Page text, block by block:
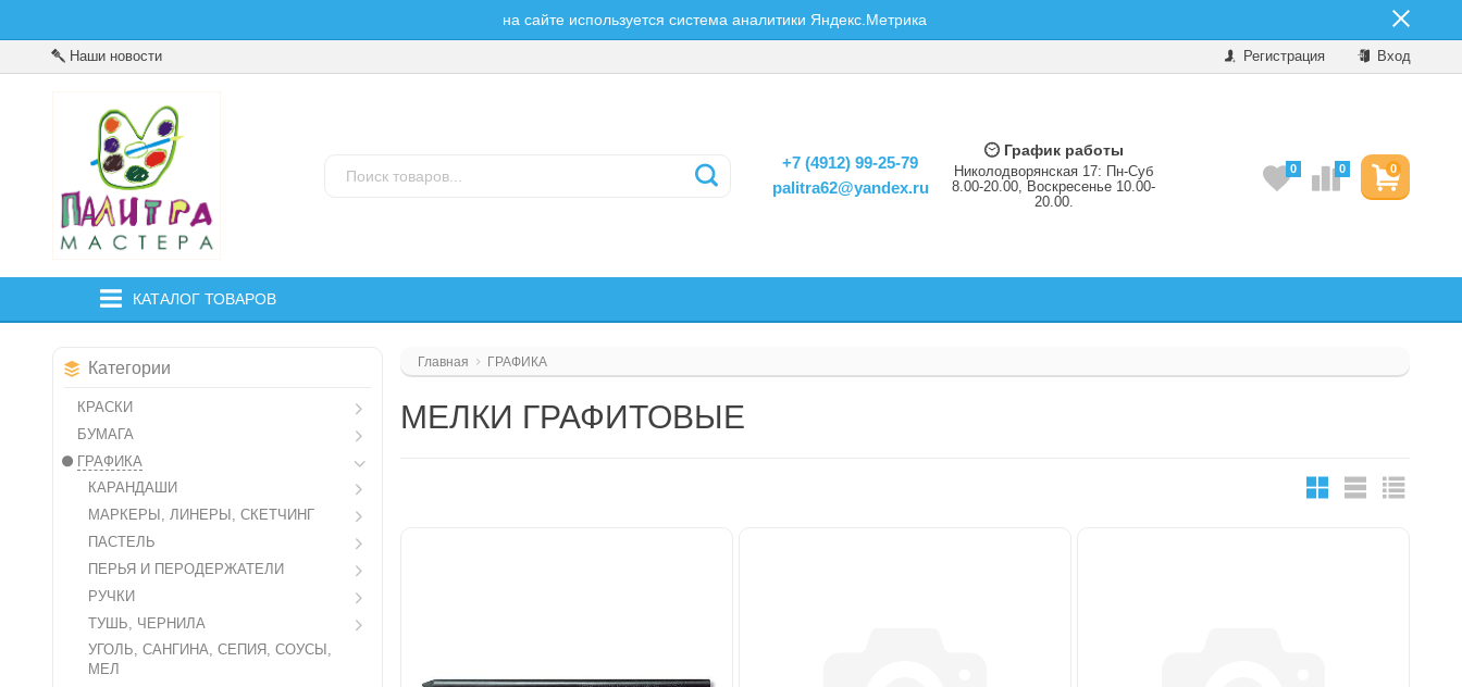
на сайте используется система аналитики Яндекс.Метрика
Наши новости Регистрация Вход
+7 (4912) 99-25-79
palitra62@yandex.ru
График работы
Николодворянская 17: Пн-Суб
8.00-20.00, Воскресенье 10.00-
20.00.
0
0 0
КАТАЛОГ ТОВАРОВ
Категории
КРАСКИ
БУМАГА
ГРАФИКА
КАРАНДАШИ
МАРКЕРЫ, ЛИНЕРЫ, СКЕТЧИНГ
ПАСТЕЛЬ
ПЕРЬЯ И ПЕРОДЕРЖАТЕЛИ
РУЧКИ
ТУШЬ, ЧЕРНИЛА
УГОЛЬ, САНГИНА, СЕПИЯ, СОУСЫ,
МЕЛ
Главная ГРАФИКА
МЕЛКИ ГРАФИТОВЫЕ